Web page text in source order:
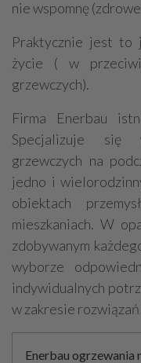
nie wspomnę
Praktycznie jest to
życie ( w
grzewczych).
Firma Enerbau
Specjalizuje się
grzewczych na
jedno i
obiektach
mieszkaniach. W
zdobywanym
wyborze
indywidualnych
w zakresie
Enerbau ogrzewania